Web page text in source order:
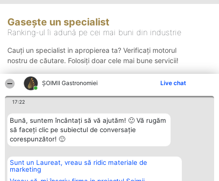
ȘOIMII Gastronomiei Live chat
17:22
Bună, suntem încântați să vă ajutăm! 🙂 Vă rugăm
să faceți clic pe subiectul de conversație
corespunzător! 🙂
Sunt un Laureat, vreau să ridic materiale de
marketing
Gasește un specialist
Ranking-ul îi adună pe cei mai buni din industrie
Cauți un specialist in apropierea ta? Verificați motorul
nostru de căutare. Folosiți doar cele mai bune servicii!
Organizator Ranking
BRIGHT SOLUTIONS BR SRL
Aleea Timisul De Sus 2 Bl. A30
Plebiscyt
Lista Tuturor
Contact